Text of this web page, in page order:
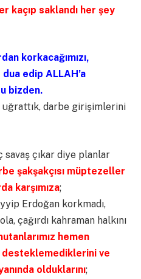
kaçıp saklandı her şey
korkacağımızı,
edip ALLAH’a
bizden.
uğrattık, darbe girişimlerini
savaş çıkar diye planlar
şakşakçısı müptezeller
karşımıza;
Erdoğan korkmadı,
çağırdı kahraman halkını
hemen
desteklemediklerini ve
olduklarını;